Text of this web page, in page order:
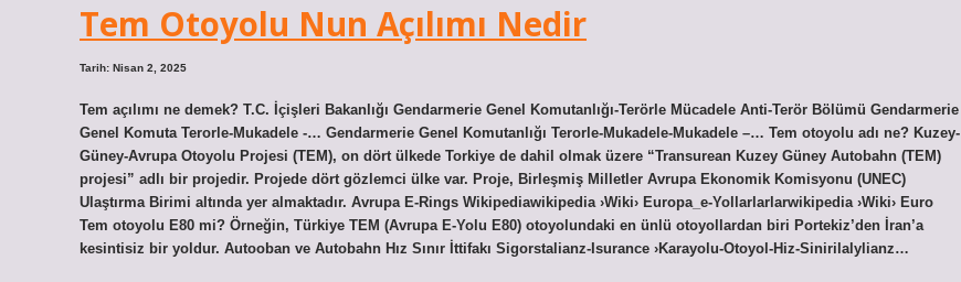
Tem Otoyolu Nun Açılımı Nedir
Tarih: Nisan 2, 2025
Tem açılımı ne demek? T.C. İçişleri Bakanlığı Gendarmerie Genel Komutanlığı-Terörle Mücadele Anti-Terör Bölümü Gendarmerie
Genel Komuta Terorle-Mukadele -… Gendarmerie Genel Komutanlığı Terorle-Mukadele-Mukadele –… Tem otoyolu adı ne? Kuzey-
Güney-Avrupa Otoyolu Projesi (TEM), on dört ülkede Torkiye de dahil olmak üzere “Transurean Kuzey Güney Autobahn (TEM)
projesi” adlı bir projedir. Projede dört gözlemci ülke var. Proje, Birleşmiş Milletler Avrupa Ekonomik Komisyonu (UNEC)
Ulaştırma Birimi altında yer almaktadır. Avrupa E-Rings Wikipediawikipedia ›Wiki› Europa_e-Yollarlarlarwikipedia ›Wiki› Euro
Tem otoyolu E80 mi? Örneğin, Türkiye TEM (Avrupa E-Yolu E80) otoyolundaki en ünlü otoyollardan biri Portekiz’den İran’a
kesintisiz bir yoldur. Autooban ve Autobahn Hız Sınır İttifakı Sigorstalianz-Isurance ›Karayolu-Otoyol-Hiz-Sinirilalylianz…